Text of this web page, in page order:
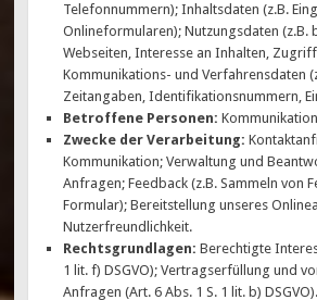
Telefonnummern); Inhaltsdaten (z.B.
Onlineformularen); Nutzungsdaten (z.B.
Webseiten, Interesse an Inhalten,
Kommunikations- und Verfahrensdaten
Zeitangaben, Identifikationsnummern,
Betroffene Personen:
Zwecke der Verarbeitung:
Kommunikation; Verwaltung und
Anfragen; Feedback (z.B. Sammeln von
Formular); Bereitstellung unseres
Nutzerfreundlichkeit.
Rechtsgrundlagen: Berechtigte
1 lit. f) DSGVO); Vertragserfüllung und
Anfragen (Art. 6 Abs. 1 S. 1 lit. b) DSGVO).